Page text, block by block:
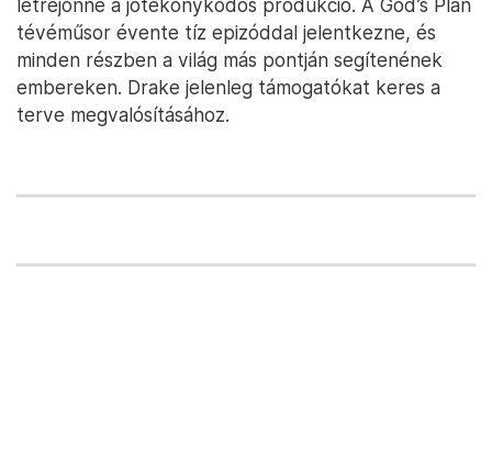
létrejönne a jótékonykodós produkció. A God’s Plan
tévéműsor évente tíz epizóddal jelentkezne, és
minden részben a világ más pontján segítenének
embereken. Drake jelenleg támogatókat keres a
terve megvalósításához.